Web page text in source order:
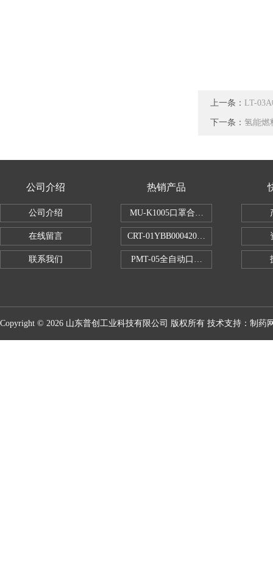
上一条： LT-
下一条： 氢能燃
公司介绍
公司介绍
在线留言
联系我们
热销产品
MU-K1005口罩合成血液穿透试验仪
CRT-01YBB00042005数显式安瓿瓶圆
PMT-05全自动口红折断力测试仪
Copyright © 2026 山东普创工业科技有限公司 版权所有 技术支持： 制药